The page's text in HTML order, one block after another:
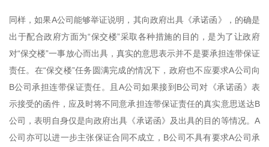
同样，如果A公司能够举证说明，其向政府出具《承诺函》，的确是
出于配合政府方面为“保交楼”采取各种措施的目的，是为了让政府
对“保交楼”一事放心而出具，真实的意思表示并不是要承担连带保证
责任。在“保交楼”任务圆满完成的情况下，政府也不应要求A公司向
B公司承担连带保证责任。且A公司如果接到B公司对《承诺函》表
示接受的函件，应及时将不同意承担连带保证责任的真实意思送达B
公司，表明自身仅是向政府出具《承诺函》及出具的目的等情况。A
公司亦可以进一步主张保证合同不成立，B公司不具有要求A公司承